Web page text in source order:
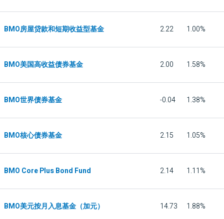
BMO房屋贷款和短期收益型基金 2.22 1.00%
BMO美国高收益债券基金 2.00 1.58%
BMO世界债券基金 -0.04 1.38%
BMO核心债券基金 2.15 1.05%
BMO Core Plus Bond Fund 2.14 1.11%
BMO美元按月入息基金（加元） 14.73 1.88%